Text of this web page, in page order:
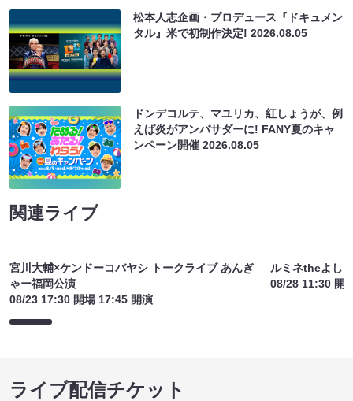
松本人志企画・プロデュース『ドキュメン
タル』米で初制作決定!2026.08.05
ドンデコルテ、マユリカ、紅しょうが、例
えば炎がアンバサダーに! FANY夏のキャ
ンペーン開催2026.08.05
関連ライブ
宮川大輔×ケンドーコバヤシ トークライブ あんぎ
ゃー福岡公演
08/23 17:30 開場 17:45 開演
ルミネtheよし
08/28 11:30 開
ライブ配信チケット